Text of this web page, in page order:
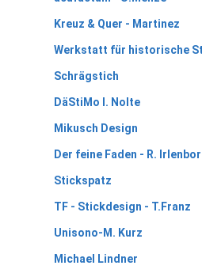
Kreuz & Quer - Martinez
Werkstatt für historische
Schrägstich
DäStiMo I. Nolte
Mikusch Design
Der feine Faden - R.
Stickspatz
TF - Stickdesign - T.Franz
Unisono-M. Kurz
Michael Lindner